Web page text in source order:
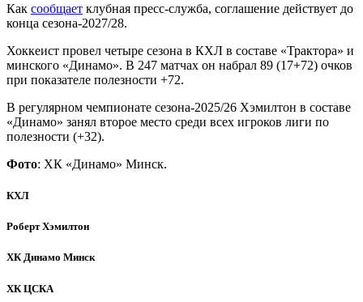
Как сообщает клубная пресс-служба, соглашение действует до
конца сезона-2027/28.
Хоккеист провел четыре сезона в КХЛ в составе «Трактора» и
минского «Динамо». В 247 матчах он набрал 89 (17+72) очков
при показателе полезности +72.
В регулярном чемпионате сезона-2025/26 Хэмилтон в составе
«Динамо» занял второе место среди всех игроков лиги по
полезности (+32).
Фото: ХК «Динамо» Минск.
КХЛ
Роберт Хэмилтон
ХК Динамо Минск
ХК ЦСКА